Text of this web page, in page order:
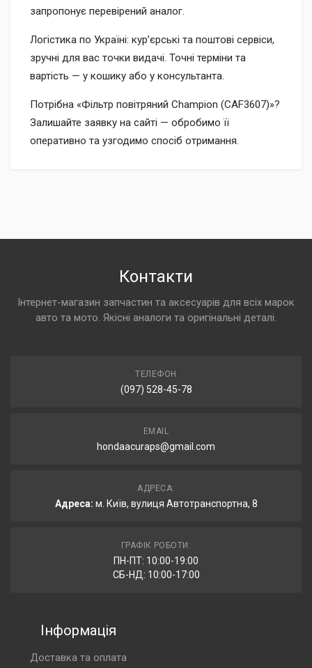
запропонує перевірений аналог.
Логістика по Україні: кур’єрські та поштові сервіси,
зручні для вас точки видачі. Точні терміни та
вартість — у кошику або у консультанта.
Потрібна «Фільтр повітряний Champion (CAF3607)»?
Залишайте заявку на сайті — обробимо її
оперативно та узгодимо спосіб отримання.
Контакти
Інтернет-магазин запчастин та аксесуарів для всіх марок
авто та мото. Якісні аналоги та оригінальні деталі.
ТЕЛЕФОН
(097) 528-45-78
EMAIL
hondaacuraps@gmail.com
АДРЕСА:
Адреса: м. Київ, вулиця Автотранспортна, 8
ГРАФІК РОБОТИ:
ПН-ПТ: 10:00-19:00
СБ-НД: 10:00-17:00
Інформація
Доставка та оплата